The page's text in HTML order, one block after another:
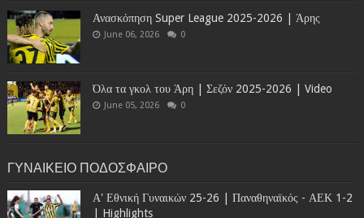
Ανασκόπηση Super League 2025-2026 | Άρης
June 06, 2026 0
Όλα τα γκολ του Άρη | Σεζόν 2025-2026 | Video
June 05, 2026 0
ΓΥΝΑΙΚΕΙΟ ΠΟΔΟΣΦΑΙΡΟ
Α' Εθνική Γυναικών 25-26 | Παναθηναϊκός - ΑΕΚ 1-2
| Highlights